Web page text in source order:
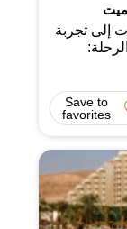
إلى تجربة
Save to
favorites